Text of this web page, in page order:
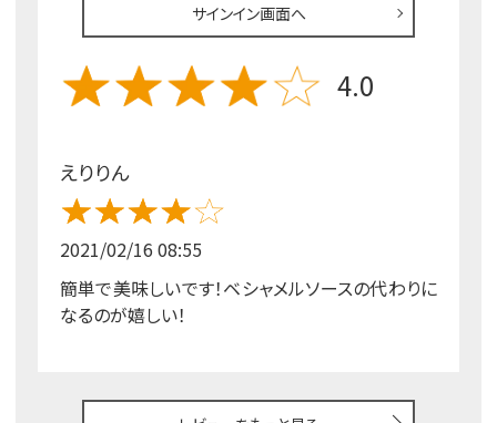
サインイン画面へ
4.0
えりりん
2021/02/16 08:55
簡単で美味しいです！ベシャメルソースの代わりに
なるのが嬉しい！